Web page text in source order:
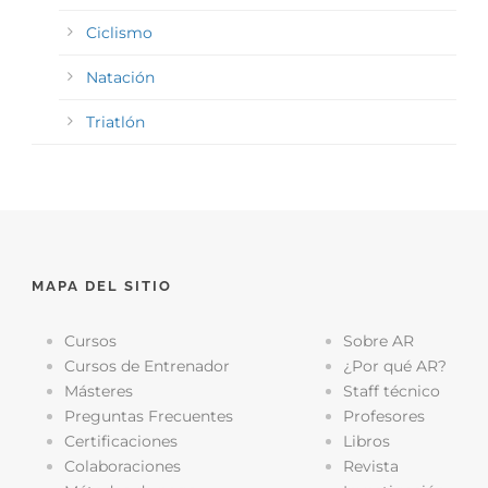
Ciclismo
Natación
Triatlón
MAPA DEL SITIO
Cursos
Cursos de Entrenador
Másteres
Preguntas Frecuentes
Certificaciones
Colaboraciones
Sobre AR
¿Por qué AR?
Staff técnico
Profesores
Libros
Revista